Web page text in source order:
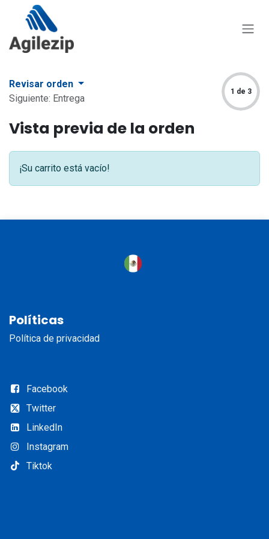
Ir al contenido
Revisar orden
Siguiente: Entrega
1 de 3
Vista previa de la orden
¡Su carrito está vacío!
Políticas
Política de privacidad
Facebook
Twitter
LinkedIn​
Instagram​
Tiktok